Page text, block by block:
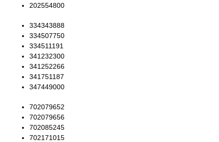
202554800
334343888
334507750
334511191
341232300
341252266
341751187
347449000
702079652
702079656
702085245
702171015